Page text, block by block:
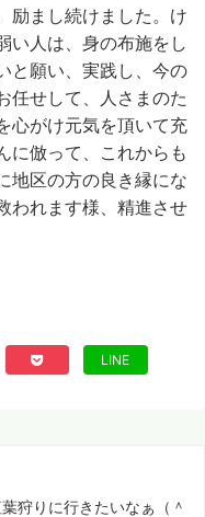
励まし続けました。け
い人は、身の布施をし
と願い、実践し、今の
任せして、人さまのた
心がけ元気を頂いて充
に倣って、これからも
地区の方の良き縁にな
われます様、精進させ
LINE
狩りに行きたいなぁ（＾